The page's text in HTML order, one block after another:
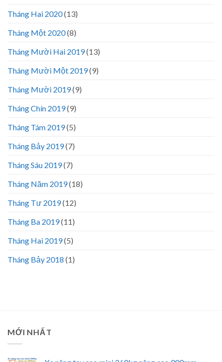
Tháng Hai 2020(13)
Tháng Một 2020(8)
Tháng Mười Hai 2019(13)
Tháng Mười Một 2019(9)
Tháng Mười 2019(9)
Tháng Chín 2019(9)
Tháng Tám 2019(5)
Tháng Bảy 2019(7)
Tháng Sáu 2019(7)
Tháng Năm 2019(18)
Tháng Tư 2019(12)
Tháng Ba 2019(11)
Tháng Hai 2019(5)
Tháng Bảy 2018 (1)
MỚI NHẤT